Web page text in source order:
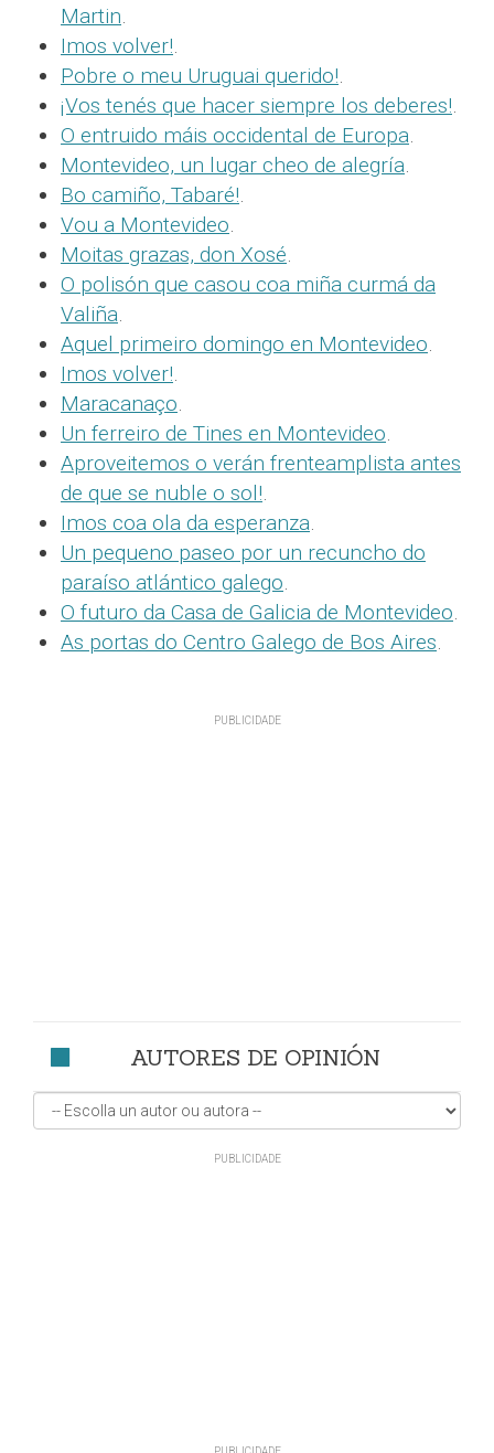
Martin.
Imos volver!.
Pobre o meu Uruguai querido!.
¡Vos tenés que hacer siempre los deberes!.
O entruido máis occidental de Europa.
Montevideo, un lugar cheo de alegría.
Bo camiño, Tabaré!.
Vou a Montevideo.
Moitas grazas, don Xosé.
O polisón que casou coa miña curmá da
Valiña.
Aquel primeiro domingo en Montevideo.
Imos volver!.
Maracanaço.
Un ferreiro de Tines en Montevideo.
Aproveitemos o verán frenteamplista antes
de que se nuble o sol!.
Imos coa ola da esperanza.
Un pequeno paseo por un recuncho do
paraíso atlántico galego.
O futuro da Casa de Galicia de Montevideo.
As portas do Centro Galego de Bos Aires.
AUTORES DE OPINIÓN